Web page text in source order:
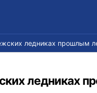
ледниках прошлым
ледниках